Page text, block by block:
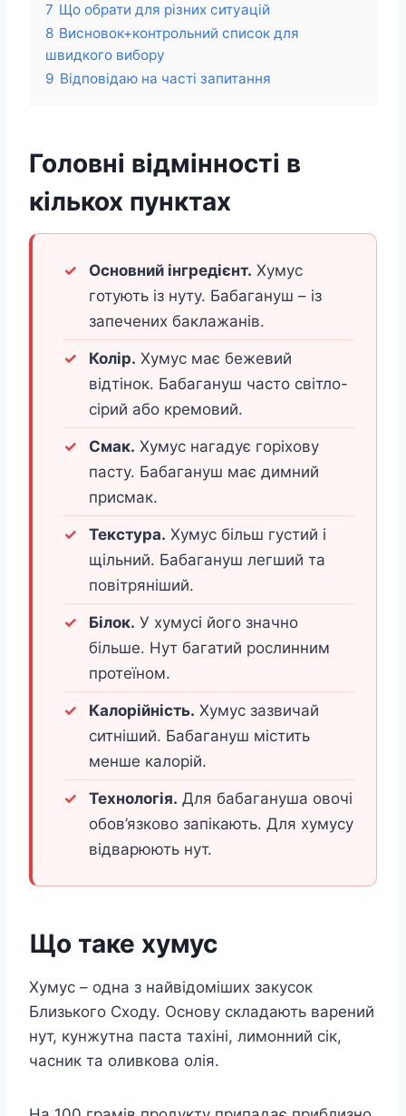
7 Що обрати для різних ситуацій
8 Висновок+контрольний список для
швидкого вибору
9 Відповідаю на часті запитання
Головні відмінності в
кількох пунктах
Основний інгредієнт. Хумус
готують із нуту. Бабагануш – із
запечених баклажанів.
Колір. Хумус має бежевий
відтінок. Бабагануш часто світло-
сірий або кремовий.
Смак. Хумус нагадує горіхову
пасту. Бабагануш має димний
присмак.
Текстура. Хумус більш густий і
щільний. Бабагануш легший та
повітряніший.
Білок. У хумусі його значно
більше. Нут багатий рослинним
протеїном.
Калорійність. Хумус зазвичай
ситніший. Бабагануш містить
менше калорій.
Технологія. Для бабагануша овочі
обов’язково запікають. Для хумусу
відварюють нут.
Що таке хумус
Хумус – одна з найвідоміших закусок
Близького Сходу. Основу складають варений
нут, кунжутна паста тахіні, лимонний сік,
часник та оливкова олія.